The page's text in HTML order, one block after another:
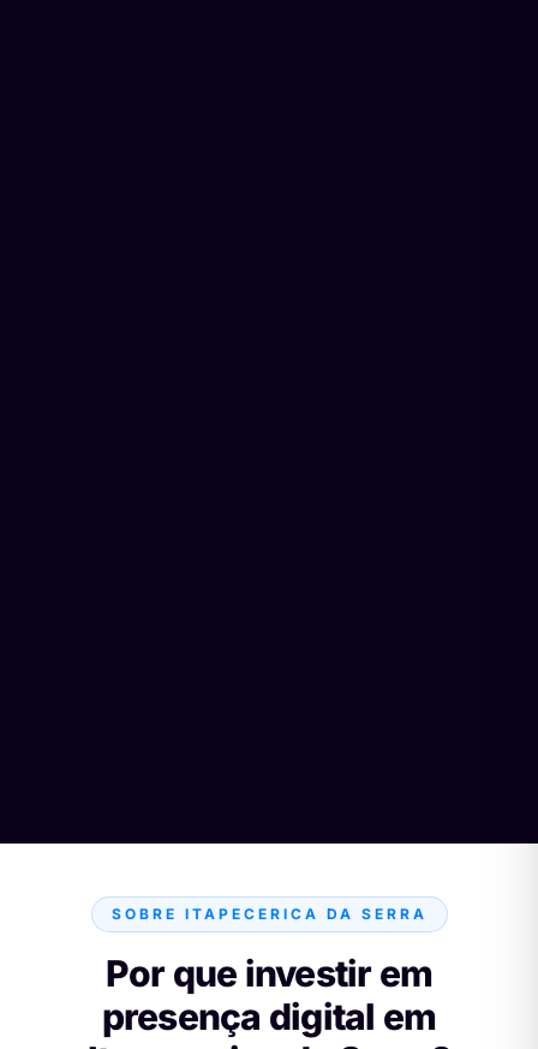
SOBRE ITAPECERICA DA SERRA
Por que investir em
presença digital em